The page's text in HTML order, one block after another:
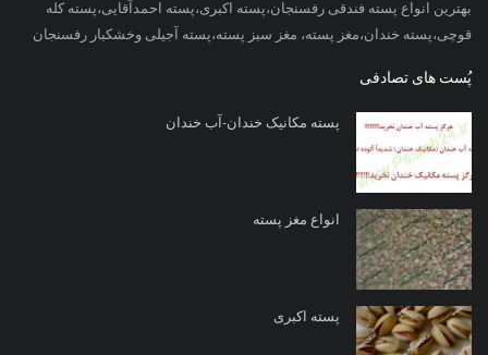
بهترین انواع پسته فندقی رفسنجان،پسته اکبری،پسته احمدآقایی،پسته کله
قوچی،پسته خندان،مغز پسته، مغز سبز پسته،پسته آجیلی وخشکبار رفسنجان
پُست های تصادفی
پسته مکانیک خندان-آب خندان
انواع مغز پسته
پسته اکبری